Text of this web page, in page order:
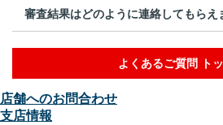
審査結果はどのように連絡してもらえ
よくあるご質問 ト
店舗へのお問合わせ
支店情報